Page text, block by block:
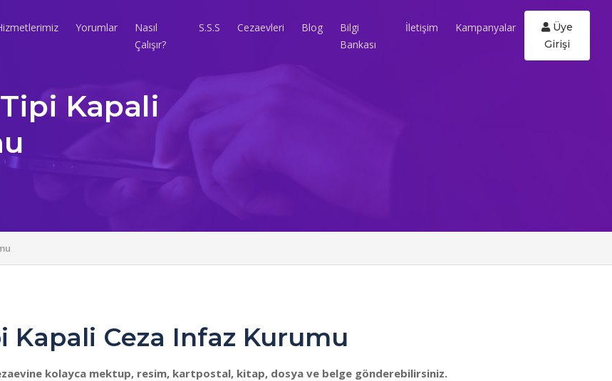
Yorumlar
Nasıl
Çalışır?
S.S.S Cezaevleri Blog
Bilgi
Bankası
İletişim Kampanyalar
Üye
Girişi
Kapali
Kapali Ceza Infaz Kurumu
kolayca mektup, resim, kartpostal, kitap, dosya ve belge gönderebilirsiniz.